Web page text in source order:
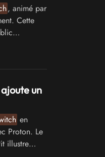
, animé par
Cette
un
en
Proton. Le
illustre